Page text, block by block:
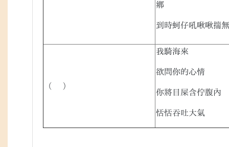
鄉
到時蚵仔吼啾啾揣
（ ）
我騎海來
欲問你的心情
你將目屎含佇腹內
恬恬吞吐大氣